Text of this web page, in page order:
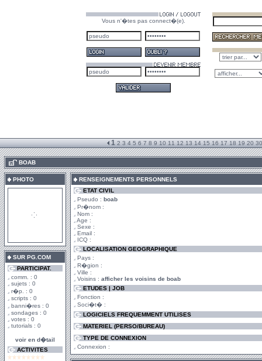
Vous n'�tes pas connect�(e).
1 2 3 4 5 6 7 8 9 10 11 12 13 14 15 16 17 18 19 20 30
BOAB
PHOTO
SUR PG.COM
PARTICIPAT.
comm. : 0
sujets : 0
r�p. : 0
scripts : 0
banni�res : 0
sondages : 0
votes : 0
tutorials : 0
voir en d�tail
ACTIVITES
RENSEIGNEMENTS PERSONNELS
ETAT CIVIL
Pseudo : boab
Pr�nom :
Nom :
Age :
Sexe :
Email :
ICQ :
LOCALISATION GEOGRAPHIQUE
Pays :
R�gion :
Ville :
Voisins : afficher les voisins de boab
ETUDES | JOB
Fonction :
Soci�t� :
LOGICIELS FREQUEMMENT UTILISES
MATERIEL (PERSO/BUREAU)
TYPE DE CONNEXION
Connexion :